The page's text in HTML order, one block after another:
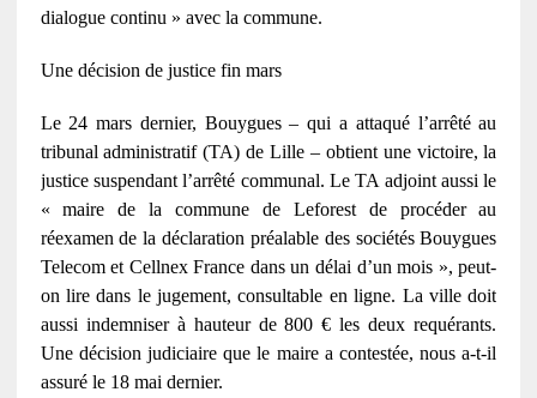
dialogue continu » avec la commune.
Une décision de justice fin mars
Le 24 mars dernier, Bouygues – qui a attaqué l’arrêté au
tribunal administratif (TA) de Lille – obtient une victoire, la
justice suspendant l’arrêté communal. Le TA adjoint aussi le
« maire de la commune de Leforest de procéder au
réexamen de la déclaration préalable des sociétés Bouygues
Telecom et Cellnex France dans un délai d’un mois », peut-
on lire dans le jugement, consultable en ligne. La ville doit
aussi indemniser à hauteur de 800 € les deux requérants.
Une décision judiciaire que le maire a contestée, nous a-t-il
assuré le 18 mai dernier.